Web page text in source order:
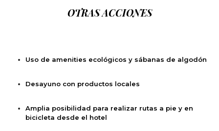
OTRAS ACCIONES
Uso de amenities ecológicos y sábanas de algodón
Desayuno con productos locales
Amplia posibilidad para realizar rutas a pie y en
bicicleta desde el hotel